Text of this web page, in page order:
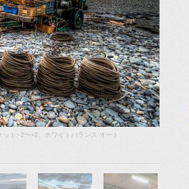
ット:-2〜+2、ホワイトバランス:オート